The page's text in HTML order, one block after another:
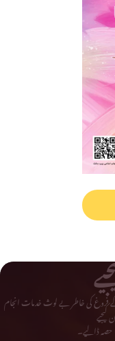
کے فروغ کی خاطر بے لوث خدمات انجام
حصہ ڈالیے۔